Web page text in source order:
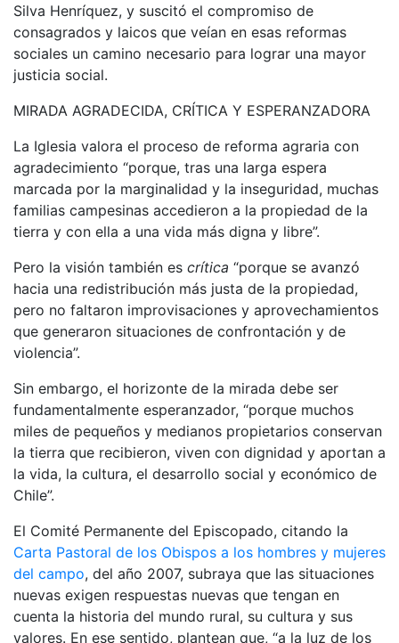
Silva Henríquez, y suscitó el compromiso de
consagrados y laicos que veían en esas reformas
sociales un camino necesario para lograr una mayor
justicia social.
MIRADA AGRADECIDA, CRÍTICA Y ESPERANZADORA
La Iglesia valora el proceso de reforma agraria con
agradecimiento “porque, tras una larga espera
marcada por la marginalidad y la inseguridad, muchas
familias campesinas accedieron a la propiedad de la
tierra y con ella a una vida más digna y libre”.
Pero la visión también es crítica “porque se avanzó
hacia una redistribución más justa de la propiedad,
pero no faltaron improvisaciones y aprovechamientos
que generaron situaciones de confrontación y de
violencia”.
Sin embargo, el horizonte de la mirada debe ser
fundamentalmente esperanzador, “porque muchos
miles de pequeños y medianos propietarios conservan
la tierra que recibieron, viven con dignidad y aportan a
la vida, la cultura, el desarrollo social y económico de
Chile”.
El Comité Permanente del Episcopado, citando la
Carta Pastoral de los Obispos a los hombres y mujeres
del campo, del año 2007, subraya que las situaciones
nuevas exigen respuestas nuevas que tengan en
cuenta la historia del mundo rural, su cultura y sus
valores. En ese sentido, plantean que, “a la luz de los